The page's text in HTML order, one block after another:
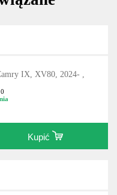
IX, XV80, 2024- ,
Kupić